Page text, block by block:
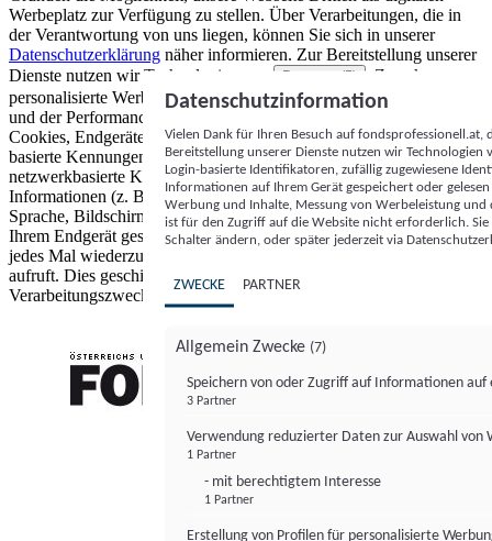
Werbeplatz zur Verfügung zu stellen. Über Verarbeitungen, die in
der Verantwortung von uns liegen, können Sie sich in unserer
Datenschutzerklärung näher informieren. Zur Bereitstellung unserer
Dienste nutzen wir Technologien von
Partnern (5)
. Zwecke:
personalisierte Werbung und Inhalte, Messung von Werbeleistung
und der Performance von Inhalten sowie Zielgruppenforschung.
Cookies, Endgeräte- oder ähnliche Online-Kennungen (z. B. login-
basierte Kennungen, zufällig generierte Kennungen,
netzwerkbasierte Kennungen) können zusammen mit anderen
Informationen (z. B. Browsertyp und Browserinformationen,
Sprache, Bildschirmgröße, unterstützte Technologien usw.) auf
Ihrem Endgerät gespeichert oder von dort ausgelesen werden, um es
jedes Mal wiederzuerkennen, wenn es eine App oder einer Webseite
aufruft. Dies geschieht für einen oder mehrere der hier aufgeführten
Verarbeitungszwecke.
Datenschutzinformation
Vielen Dank für Ihren Besuch auf
Bereitstellung unserer Dienste nutzen wir Technologien
Login-basierte Identifikatoren, zufällig zugewiesene
Informationen auf Ihrem Gerät gespeichert oder
Werbung und Inhalte, Messung von Werbeleistung
ist für den Zugriff auf die Website nicht erforderlich.
Schalter ändern, oder später jederzeit via
ZWECKE PARTNER
Allgemein Zwecke (7)
Speichern von oder Zugriff auf Informationen auf
3 Partner
Verwendung reduzierter Daten zur Auswahl von
1 Partner
- mit berechtigtem Interesse
1 Partner
Erstellung von Profilen für personalisierte
FONDS professionell